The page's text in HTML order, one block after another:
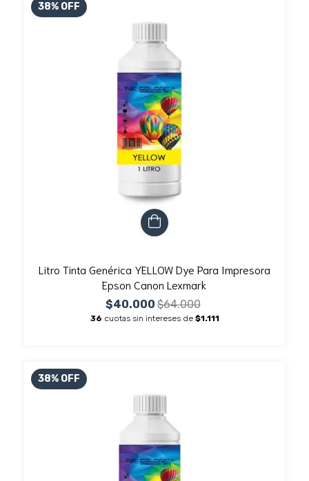
38% OFF
Litro Tinta Genérica YELLOW Dye Para Impresora
Epson Canon Lexmark
$40.000$64.000
36 cuotas sin intereses de $1.111
38% OFF